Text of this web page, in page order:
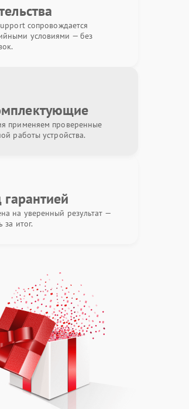
сопровождается
условиями — без
применяем проверенные
работы устройства.
гарантией
на уверенный результат —
за итог.